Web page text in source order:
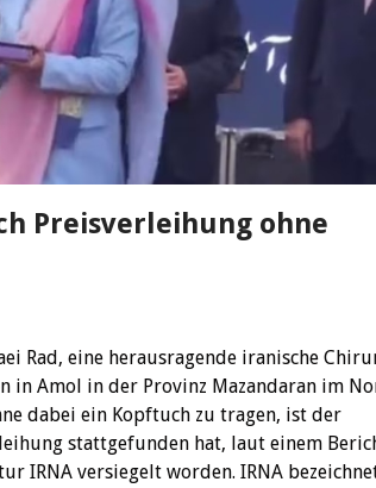
Preisverleihung ohne
Rad, eine herausragende iranische
in Amol in der Provinz Mazandaran im
dabei ein Kopftuch zu tragen, ist der
stattgefunden hat, laut einem
IRNA versiegelt worden. IRNA